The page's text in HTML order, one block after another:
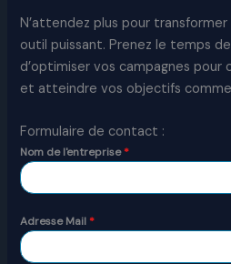
N’attendez plus pour
outil puissant. Prenez le temps
d’optimiser vos campagnes
et atteindre vos objectifs
Formulaire de contact :
Nom de l'entreprise*
Adresse Mail*